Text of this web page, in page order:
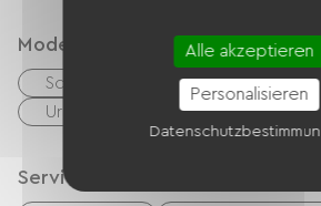
Modes de paiement
Schecks
Bargeld
Urlaubsgutscheine (ANCV)
Services
Alle akzeptieren
Personalisieren